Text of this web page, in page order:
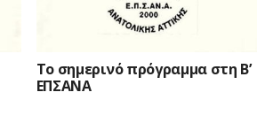
Το σημερινό πρόγραμμα στη Β’
ΕΠΣΑΝΑ